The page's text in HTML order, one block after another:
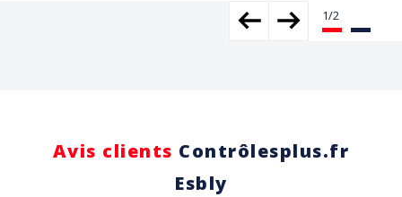
Avis clients Contrôlesplus.fr
Esbly